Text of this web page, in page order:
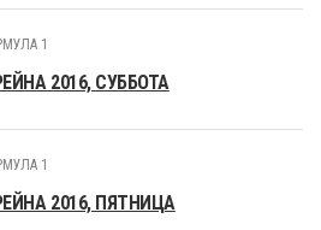
1
2016, СУББОТА
1
2016, ПЯТНИЦА